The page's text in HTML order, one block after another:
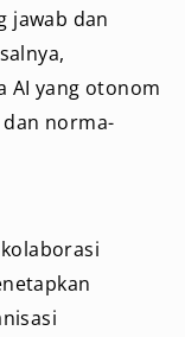
jawab dan
AI yang otonom
norma-